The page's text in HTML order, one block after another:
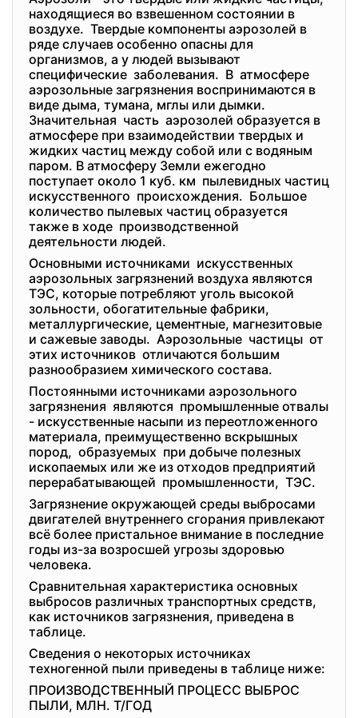
находящиеся во взвешенном состоянии в
воздухе. Твердые компоненты аэрозолей в
ряде случаев особенно опасны для
организмов, а у людей вызывают
специфические заболевания. В атмосфере
аэрозольные загрязнения воспринимаются в
виде дыма, тумана, мглы или дымки.
Значительная часть аэрозолей образуется в
атмосфере при взаимодействии твердых и
жидких частиц между собой или с водяным
паром. В атмосферу Земли ежегодно
поступает около 1 куб. км пылевидных частиц
искусственного происхождения. Большое
количество пылевых частиц образуется
также в ходе производственной
деятельности людей.
Основными источниками искусственных
аэрозольных загрязнений воздуха являются
ТЭС, которые потребляют уголь высокой
зольности, обогатительные фабрики,
металлургические, цементные, магнезитовые
и сажевые заводы. Аэрозольные частицы от
этих источников отличаются большим
разнообразием химического состава.
Постоянными источниками аэрозольного
загрязнения являются промышленные отвалы
- искусственные насыпи из переотложенного
материала, преимущественно вскрышных
пород, образуемых при добыче полезных
ископаемых или же из отходов предприятий
перерабатывающей промышленности, ТЭС.
Загрязнение окружающей среды выбросами
двигателей внутреннего сгорания привлекают
всё более пристальное внимание в последние
годы из-за возросшей угрозы здоровью
человека.
Сравнительная характеристика основных
выбросов различных транспортных средств,
как источников загрязнения, приведена в
таблице.
Сведения о некоторых источниках
техногенной пыли приведены в таблице ниже:
ПРОИЗВОДСТВЕННЫЙ ПРОЦЕСС ВЫБРОС
ПЫЛИ, МЛН. Т/ГОД